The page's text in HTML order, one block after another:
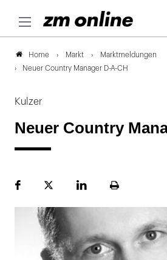
Home Markt
Marktmeldungen
Neuer Country Manager D-A-CH
Kulzer
Neuer Country
FacebookPlattformLinekdInSeite